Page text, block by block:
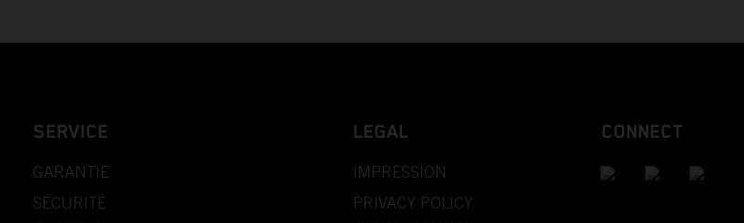
SERVICE
GARANTIE
SÉCURITÉ
LEGAL
IMPRESSION
PRIVACY POLICY
CONNECT